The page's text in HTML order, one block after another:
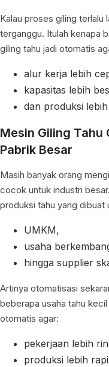
Kalau proses giling terlalu
terganggu. Itulah kenapa
giling tahu jadi otomatis
alur kerja lebih
kapasitas lebih
dan produksi
Mesin Giling Tahu
Pabrik Besar
Masih banyak orang
cocok untuk industri
produksi tahu yang dibuat
UMKM,
usaha
hingga supplier
Artinya otomatisasi
beberapa usaha tahu
otomatis agar:
pekerjaan lebih
produksi lebih